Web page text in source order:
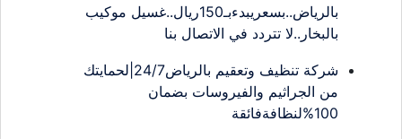
بالرياض..بسعريبدءبـ150ريال..غسيل موكيب
بالبخار..لا تتردد في الاتصال بنا
شركة تنظيف وتعقيم بالرياض24/7|لحمايتك
من الجراثيم والفيروسات بضمان
100%لنظافةفائقة